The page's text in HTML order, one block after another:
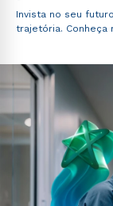
Invista no seu
trajetória. Conheça